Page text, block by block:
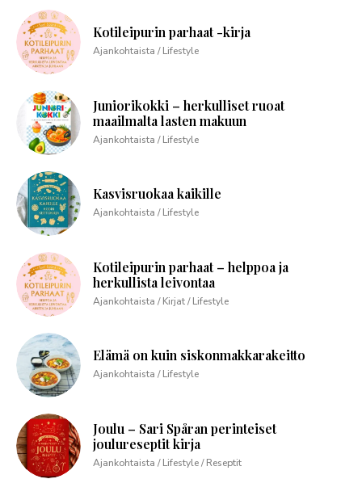
Kotileipurin parhaat -kirja
Ajankohtaista / Lifestyle
Juniorikokki – herkulliset ruoat
maailmalta lasten makuun
Ajankohtaista / Lifestyle
Kasvisruokaa kaikille
Ajankohtaista / Lifestyle
Kotileipurin parhaat – helppoa ja
herkullista leivontaa
Ajankohtaista / Kirjat / Lifestyle
Elämä on kuin siskonmakkarakeitto
Ajankohtaista / Lifestyle
Joulu – Sari Spåran perinteiset
joulureseptit kirja
Ajankohtaista / Lifestyle / Reseptit